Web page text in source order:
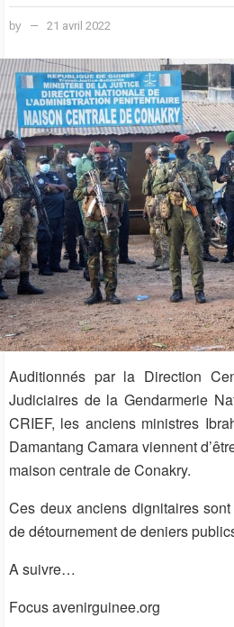
by 21 avril 2022
Auditionnés par la Direction
Judiciaires de la Gendarmerie
CRIEF, les anciens ministres
Damantang Camara viennent
maison centrale de Conakry.
Ces deux anciens dignitaires
de détournement de deniers
A suivre…
Focus avenirguinee.org